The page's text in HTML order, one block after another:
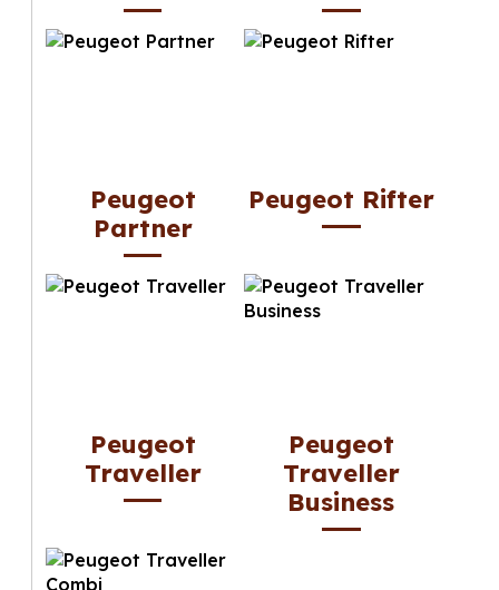
Peugeot
Partner
Peugeot Rifter
Peugeot
Traveller
Peugeot
Traveller
Business